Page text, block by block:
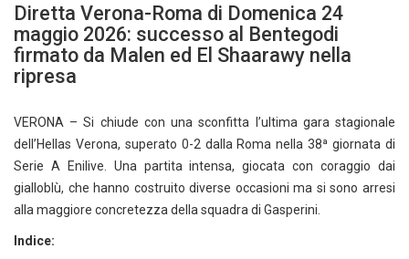
Diretta Verona-Roma di Domenica 24
maggio 2026: successo al Bentegodi
firmato da Malen ed El Shaarawy nella
ripresa
VERONA – Si chiude con una sconfitta l’ultima gara stagionale
dell’Hellas Verona, superato 0-2 dalla Roma nella 38ª giornata di
Serie A Enilive. Una partita intensa, giocata con coraggio dai
gialloblù, che hanno costruito diverse occasioni ma si sono arresi
alla maggiore concretezza della squadra di Gasperini.
Indice: